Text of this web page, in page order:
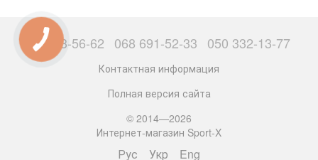
063 503-56-62 068 691-52-33 050 332-13-77
Контактная информация
Полная версия сайта
© 2014—2026
Интернет-магазин Sport-X
Рус Укр Eng